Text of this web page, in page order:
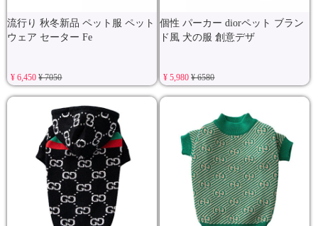
流行り 秋冬新品 ペット服 ペット
ウェア セーター Fe
¥ 6,450¥ 7050
個性 パーカー diorペット ブラン
ド風 犬の服 創意デザ
¥ 5,980¥ 6580